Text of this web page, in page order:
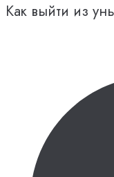
Как выйти из